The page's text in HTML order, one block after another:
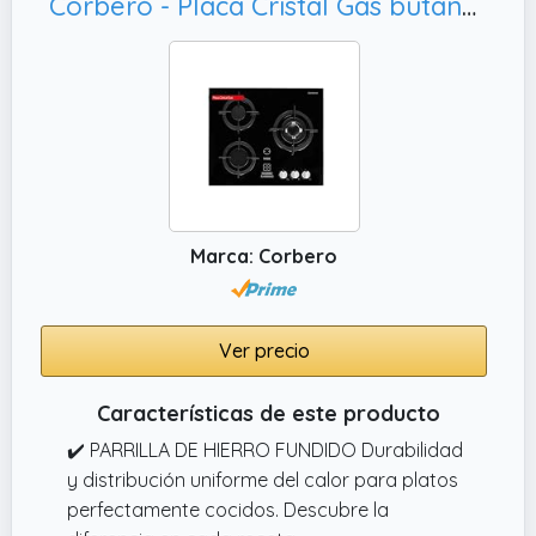
Marca: Corbero
Ver precio
Características de este producto
✔️ PARRILLA DE HIERRO FUNDIDO Durabilidad
y distribución uniforme del calor para platos
perfectamente cocidos. Descubre la